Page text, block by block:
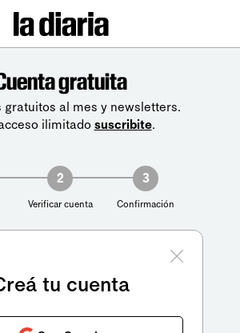
gratuita
gratuitos al mes y newsletters.
ilimitado suscribite.
2
Verificar cuenta
3
Confirmación
tu cuenta